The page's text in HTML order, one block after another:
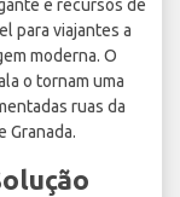
e recursos de
para viajantes a
moderna. O
o tornam uma
ruas da
Granada.